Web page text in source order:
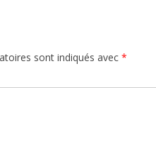
sont indiqués avec *